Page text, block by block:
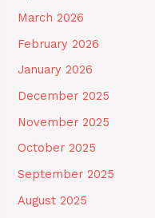
March 2026
February 2026
January 2026
December 2025
November 2025
October 2025
September 2025
August 2025